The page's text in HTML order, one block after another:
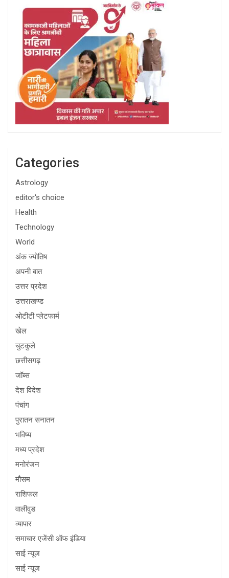
Categories
Astrology
editor's choice
Health
Technology
World
अंक ज्योतिष
अपनी बात
उत्तर प्रदेश
उत्तराखण्ड
ओटीटी प्लेटफार्म
खेल
चुटकुले
छत्तीसगढ़
जॉब्स
देश विदेश
पंचांग
पुरातन सनातन
भविष्य
मध्य प्रदेश
मनोरंजन
मौसम
राशिफल
वालीवुड
व्यापार
समाचार एजेंसी ऑफ इंडिया
साई न्यूज
साई न्यूज